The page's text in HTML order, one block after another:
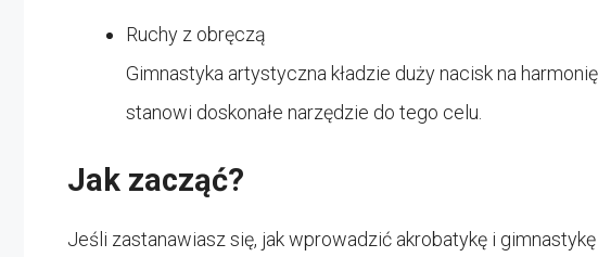
Ruchy z obręczą
Gimnastyka artystyczna kładzie duży nacisk na
stanowi doskonałe narzędzie do tego celu.
Jak zacząć?
Jeśli zastanawiasz się, jak wprowadzić akrobatykę i